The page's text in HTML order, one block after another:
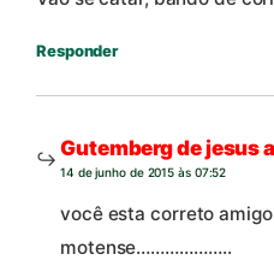
Responder
Gutemberg de jesus
14 de junho de 2015 às 07:52
você esta correto
motense………………..